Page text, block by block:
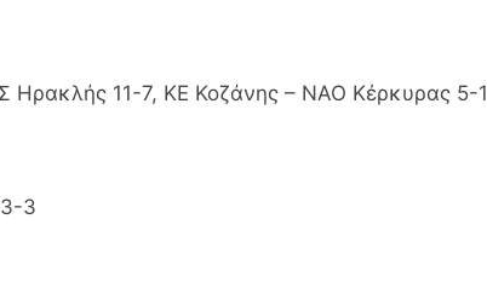
11-7, ΚΕ Κοζάνης – ΝΑΟ Κέρκυρας 5-
3